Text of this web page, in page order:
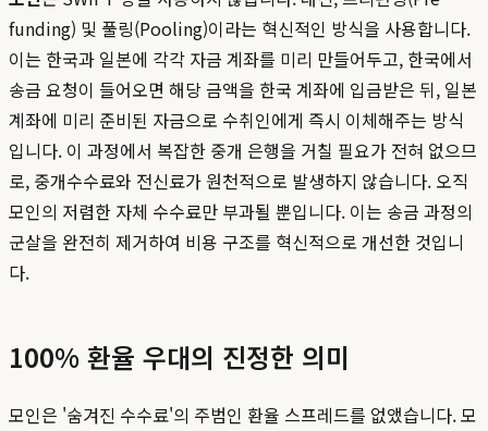
funding) 및 풀링(Pooling)이라는 혁신적인 방식을 사용합니다.
이는 한국과 일본에 각각 자금 계좌를 미리 만들어두고, 한국에서
송금 요청이 들어오면 해당 금액을 한국 계좌에 입금받은 뒤, 일본
계좌에 미리 준비된 자금으로 수취인에게 즉시 이체해주는 방식
입니다. 이 과정에서 복잡한 중개 은행을 거칠 필요가 전혀 없으므
로, 중개수수료와 전신료가 원천적으로 발생하지 않습니다. 오직
모인의 저렴한 자체 수수료만 부과될 뿐입니다. 이는 송금 과정의
군살을 완전히 제거하여 비용 구조를 혁신적으로 개선한 것입니
다.
100% 환율 우대의 진정한 의미
모인은 '숨겨진 수수료'의 주범인 환율 스프레드를 없앴습니다. 모